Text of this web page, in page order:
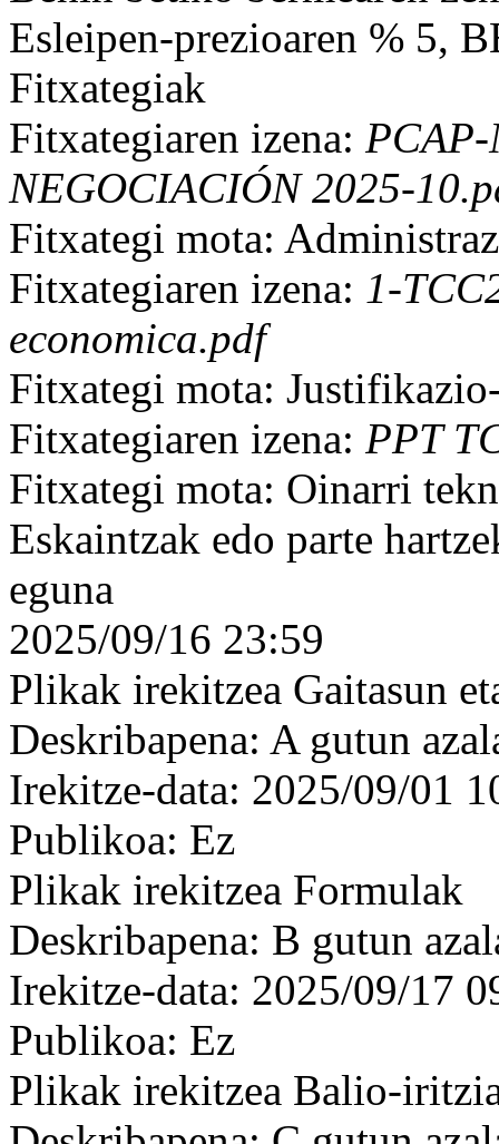
Esleipen-prezioaren % 5,
Fitxategiak
Fitxategiaren izena: PCAP-
NEGOCIACIÓN 2025-
Fitxategi mota:
Fitxategiaren izena: 1-
economica.pdf
Fitxategi mota:
Fitxategiaren izena: PPT
Fitxategi mota: Oinarri
Eskaintzak edo parte
eguna
2025/09/16 23:59
Plikak irekitzea Gaitasun
Deskribapena: A gutun
Irekitze-data: 2025/09/01
Publikoa: Ez
Plikak irekitzea Formulak
Deskribapena: B gutun
Irekitze-data: 2025/09/17
Publikoa: Ez
Plikak irekitzea Balio-